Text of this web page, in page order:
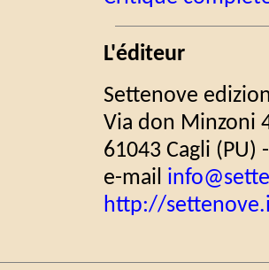
L'éditeur
Settenove
Via don Minzoni
61043 Cagli (PU)
e-mail
http://